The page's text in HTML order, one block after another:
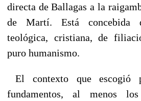
directa de Ballagas a la
de Martí. Está concebida
teológica, cristiana, de
puro humanismo.
El contexto que escogió
fundamentos, al menos